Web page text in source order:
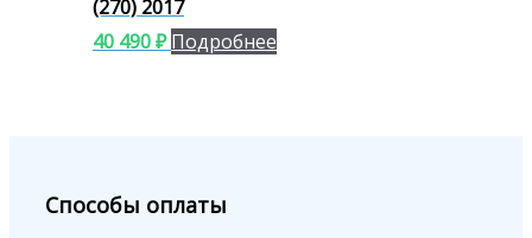
(270) 2017
40 490₽ Подробнее
Способы оплаты